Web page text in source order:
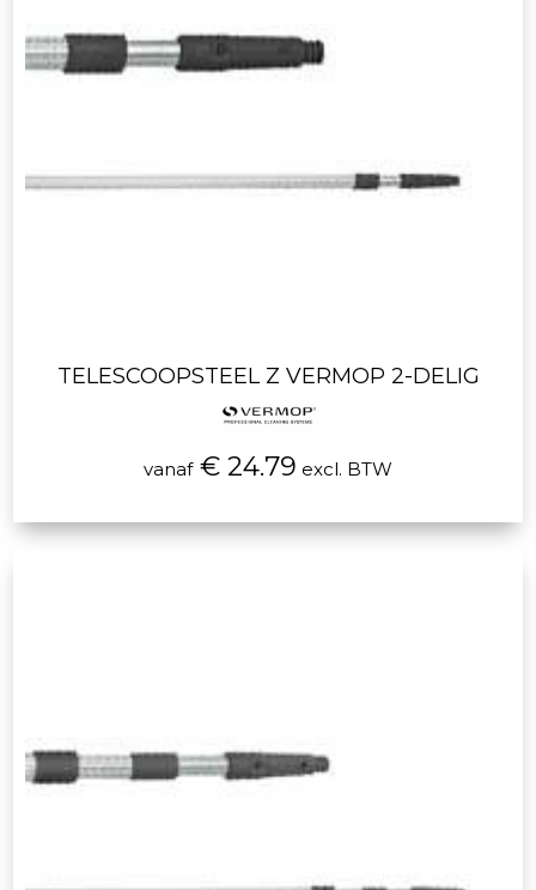
TELESCOOPSTEEL Z VERMOP 2-DELIG
vanaf€ 24.79 excl. BTW